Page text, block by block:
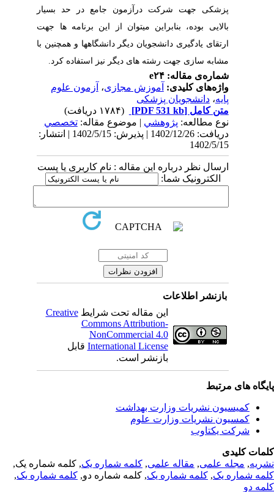
پزشکی جهت شرکت درآزمون جامع در حد بسیار
بالایی بوده، بنابراین میتوان از این برنامه ها جهت
ارتقای یادگیری دانشجویان دیگر دانشگاهها و همچنین با
مشابه سازی جهت رشته های دیگر نیز استفاده کرد.
شماره‌ی مقاله: e۲۴
واژه‌های کلیدی:آموزش مجازی،آزمون علوم
پایه،دانشجویان پزشکی
متن کامل[PDF 531 kb]
نوع مطالعه:پژوهشي| موضوع مقاله:تخصصي
دریافت: 1402/12/26 | پذیرش: 1402/5/15 | انتشار:
1402/5/15
ارسال نظر درباره این مقاله : نام کاربری یا پست
الکترونیک شما:
بازنشر اطلاعات
این مقاله تحت شرایطCreative
Commons Attribution-
NonCommercial 4.0
International Licenseقابل
بازنشر است.
های مرتبط
کمیسیون نشریات وزارت بهداشت
کمسیون نشریات وزارت علوم
شرکت یکتاوب
کلیدی
,مجله علمی, مقاله علمی, کلمه شماره یک, کلمه شماره یک,
شماره یک,کلمه شماره یک, کلمه شماره دو,کلمه شماره یک,
دو